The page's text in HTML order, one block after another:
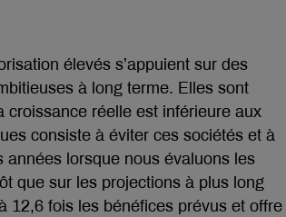
élevés s’appuient sur des
à long terme. Elles sont
réelle est inférieure aux
consiste à éviter ces sociétés et à
lorsque nous évaluons les
que sur les projections à plus long
12,6 fois les bénéfices prévus et offre